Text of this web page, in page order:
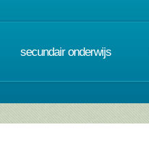
secundair onderwijs